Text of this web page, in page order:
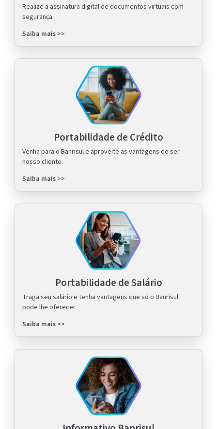
Realize a assinatura digital de documentos virtuais com
segurança.
Saiba mais >>
Portabilidade de Crédito
Venha para o Banrisul e aproveite as vantagens de ser
nosso cliente.
Saiba mais >>
Portabilidade de Salário
Traga seu salário e tenha vantagens que só o Banrisul
pode lhe oferecer.
Saiba mais >>